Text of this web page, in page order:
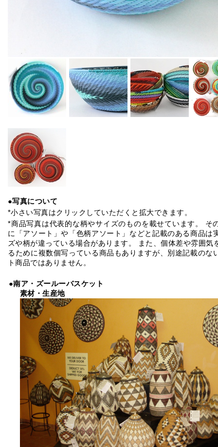
●写真について
*小さい写真はクリックしていただくと拡大できます。
*商品写真は代表的な柄やサイズのものを載せています。 そ
に「アソート」や「色柄アソート」などと記載のある商品は
ズや柄が違っている場合があります。 また、個体差や雰囲気
るために複数個写っている商品もありますが、別途記載のな
ト商品ではありません。
●南ア・ズールーバスケット
素材・生産地